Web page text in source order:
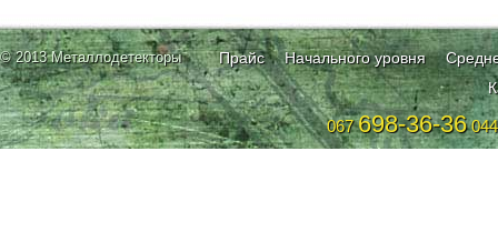
© 2013 Металлодетекторы Прайс Начального уровня
067698-36-36